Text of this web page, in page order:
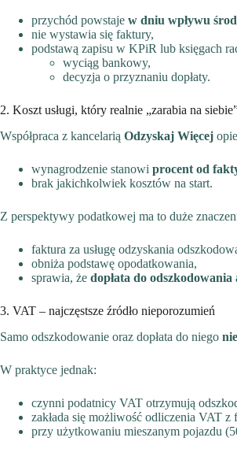
przychód powstaje w dniu wpływu
nie wystawia się faktury,
podstawą zapisu w KPiR lub księgach
wyciąg bankowy,
decyzja o przyznaniu dopłaty.
2. Koszt usługi, który realnie „zarabia na
Współpraca z kancelarią Odzyskaj Więcej
wynagrodzenie stanowi procent od
brak jakichkolwiek kosztów na start.
Z perspektywy podatkowej ma to duże
faktura za usługę odzyskania
obniża podstawę opodatkowania,
sprawia, że dopłata do
3. VAT – najczęstsze źródło nieporozumień
Samo odszkodowanie oraz dopłata do niego
W praktyce jednak:
czynni podatnicy VAT otrzymują
zakłada się możliwość odliczenia VAT z
przy użytkowaniu mieszanym pojazdu